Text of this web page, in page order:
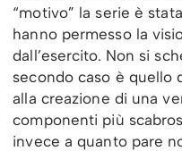
“motivo” la serie è
hanno permesso la
dall’esercito. Non si
secondo caso è quello
alla creazione di una
componenti più
invece a quanto pare